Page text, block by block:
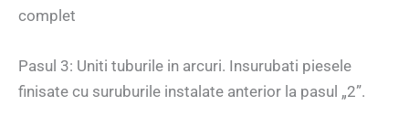
complet
Pasul 3: Uniti tuburile in arcuri. Insurubati piesele
finisate cu suruburile instalate anterior la pasul „2”.